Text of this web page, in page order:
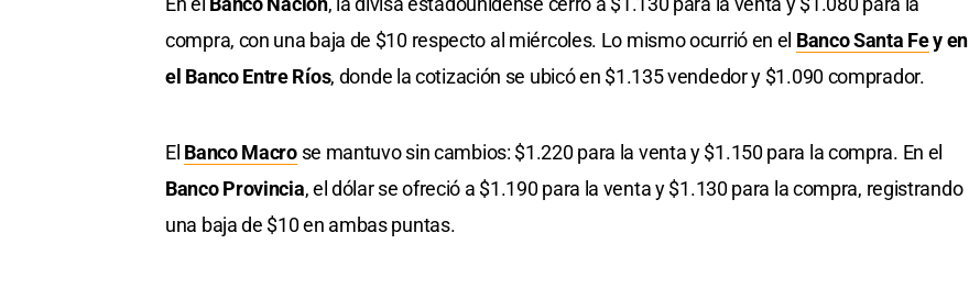
compra, con una baja de $10 respecto al miércoles. Lo mismo ocurrió en el Banco Santa Fey en
el Banco Entre Ríos, donde la cotización se ubicó en $1.135 vendedor y $1.090 comprador.
El Banco Macrose mantuvo sin cambios: $1.220 para la venta y $1.150 para la compra. En el
Banco Provincia, el dólar se ofreció a $1.190 para la venta y $1.130 para la compra, registrando
una baja de $10 en ambas puntas.